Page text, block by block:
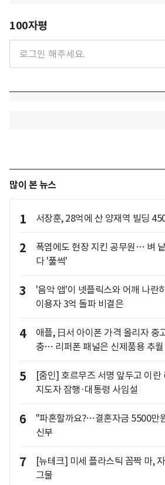
100자평
많이 본 뉴스
1 서장훈, 28억에 산 양재역 빌딩
2
폭염에도 현장 지킨 공무원… 벼
다 '풀썩'
3
'음악 앱'이 넷플릭스와 어깨 나란
이용자 3억 돌파 비결은
4
애플, 日서 아이폰 가격 올리자 중
충… 리퍼폰 패널은 신제품용 추월
5
[줌인] 호르무즈 서명 앞두고 이
지도자 잠행·대통령 사임설
6
"파혼할까요?…결혼자금 5500만
신부
7
[뉴테크] 미세 플라스틱 꼼짝 마,
그물